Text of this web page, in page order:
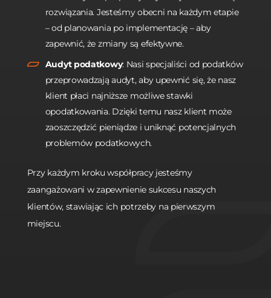
rozwiązania. Jesteśmy obecni na każdym etapie
– od planowania po implementację – aby
zapewnić, że zmiany są efektywne.
Audyt podatkowy: Nasi specjaliści od podatków
przeprowadzają audyt, aby upewnić się, że nasz
klient płaci najniższe możliwe stawki
opodatkowania. Dzięki temu nasz klient może
zaoszczędzić pieniądze i uniknąć potencjalnych
problemów podatkowych.
Przy każdym kroku współpracy jesteśmy
zaangażowani w zapewnienie sukcesu naszych
klientów, stawiając ich potrzeby na pierwszym
miejscu.